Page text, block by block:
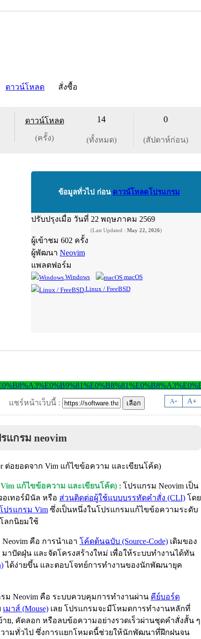
ดาวน์โหลด สั่งซื้อ
ดาวน์โหลด
(ครั้ง)
14
(ทั้งหมด)
0
(สัปดาห์ก่อน)
ข้อมูลทั่วไป ก่อน ดาวน์โหลดโปรแกรม
ปรับปรุงเมื่อ วันที่ 22 พฤษภาคม 2569
(Last Updated : May 22, 2026)
ผู้เข้าชม 602 ครั้ง
ผู้พัฒนา Neovim
แพลตฟอร์ม
Windows
macOS
Linux / FreeBSD
A- A+
แชร์หน้าเว็บนี้ :
แกรม neovim
แก้ไขข้อความ และเขียนโค้ด) : โปรแกรม Neovim เป็น
เทอร์มินัล หรือ ส่วนติดต่อผู้ใช้แบบบรรทัดคำสั่ง (CLI) โดย
ปรแกรม Vim ซึ่งเป็นหนึ่งในโปรแกรมแก้ไขข้อความระดับ
ลกนิยมใช้
คือ การนำเอา โค้ดต้นฉบับ (Source-Code) เดิมของ
าปัดฝุ่น และจัดโครงสร้างใหม่ เพื่อให้ระบบทำงานได้ทัน
ได้ง่ายขึ้น และตอบโจทย์การทำงานของนักพัฒนายุค
Neovim คือ ระบบควบคุมการทำงานผ่าน คีย์บอร์ด
เมาส์ (Mouse) เลย โปรแกรมจะมีโหมดการทำงานหลักที่
าย, คัดลอก หรือลบข้อความอย่างรวดเร็วผ่านชุดคำสั่งสั้น ๆ
วามทั่วไป ซึ่งการแยกโหมดนี้ช่วยให้นักพัฒนาที่ฝึกฝนจน